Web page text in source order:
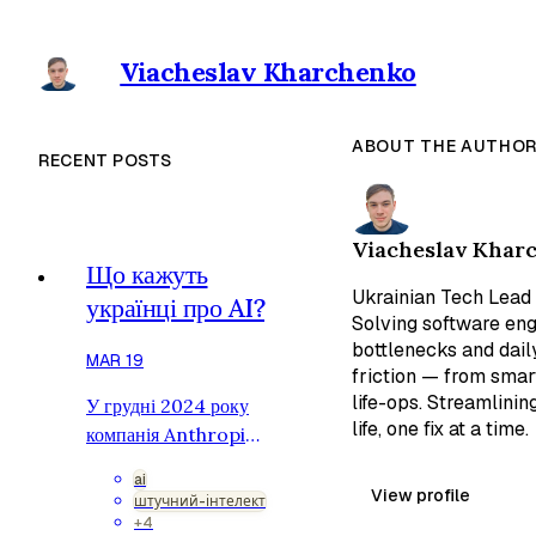
Viacheslav Kharchenko
RECENT POSTS
Що кажуть
українці про AI?
MAR 19
У грудні 2024 року
компанія Anthropic
провела найбільше в
історії дослідження
про штучний
ai
штучний-інтелект
+4
ABOUT THE
Viacheslav
Ukrainian Tech Lead
Solving software
bottlenecks and
friction — from
life-ops.
life, one fix at a time.
View profile